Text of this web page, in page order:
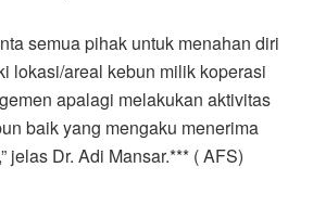
semua pihak untuk menahan diri
lokasi/areal kebun milik koperasi
apalagi melakukan aktivitas
baik yang mengaku menerima
jelas Dr. Adi Mansar.*** ( AFS)